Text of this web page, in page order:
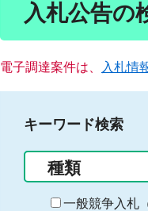
入札公告の
電子調達案件は、 入札情
キーワード検索
種類
一般競争入札